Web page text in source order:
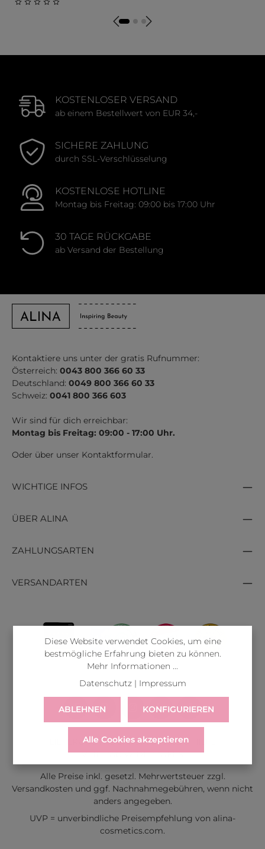
Durchschnittliche Bewertung von 0 von 5 Sternen
KOSTENLOSER VERSAND
ab einem Bestellwert von EUR 34,-
SICHERE ZAHLUNG
durch SSL-Verschlüsselung
KOSTENLOSE HOTLINE
Montag bis Freitag: 09:00 bis 17:00 Uhr
30 TAGE RÜCKGABE
ab Versand der Bestellung
Kontaktiere uns unter der gratis Rufnummer:
Österreich: 0043 800 366 60 33
Deutschland: 0049 800 366 60 33
Schweiz: 0041 800 366 603
Wir sind für dich erreichbar:
Montag bis Freitag: 09:00 - 17:00 Uhr.
Oder über unser Kontaktformular.
WICHTIGE INFOS
ÜBER ALINA
ZAHLUNGSARTEN
VERSANDARTEN
LIEFERUNGWIDERRUFSERVICE & HILFE
VERTRAG WIDERRUFEN
Alle Preise inkl. gesetzl. Mehrwertsteuer zzgl.
Versandkosten und ggf. Nachnahmegebühren, wenn nicht
anders angegeben.
UVP = unverbindliche Preisempfehlung von alina-
cosmetics.com.
Diese Website verwendet Cookies, um eine
bestmögliche Erfahrung bieten zu können.
Mehr Informationen ...
Datenschutz| Impressum
ABLEHNEN KONFIGURIEREN
Alle Cookies akzeptieren